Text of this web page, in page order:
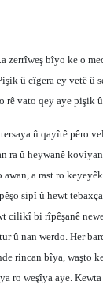
zerrîweş bîyo ke o
û cîgera ey vetê û
vato qey aye pişik
û qayîtê pêro
ra û heywanê
a rast ro
sipî û hewt
cilikî bi rîpêşanê
û nan werdo. Her
rincan bîya, waşto
ro weşîya aye.